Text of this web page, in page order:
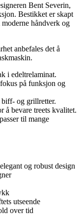
Bent Severin,
Bestikket er skapt
håndverk og
anbefales det å
i edeltrelaminat.
på funksjon og
og grillretter.
å bevare treets kvalitet.
til mange
og robust design
utseende
over tid